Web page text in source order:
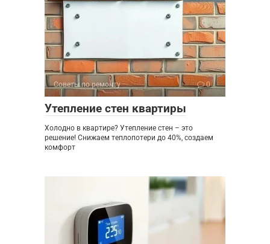
Советы по ремонту 0
Утепление стен квартиры
Холодно в квартире? Утепление стен – это
решение! Снижаем теплопотери до 40%, создаем
комфорт